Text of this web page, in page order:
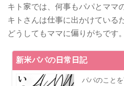
キト家では、何事もパパとママ
キトさんは仕事に出かけている
どうしてもママに偏りがちです。
新米パパの日常日記
パパのこと